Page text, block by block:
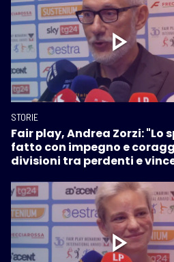
STORIE
Fair play, Andrea Zorzi: "Lo
fatto con impegno e
divisioni tra perdenti e